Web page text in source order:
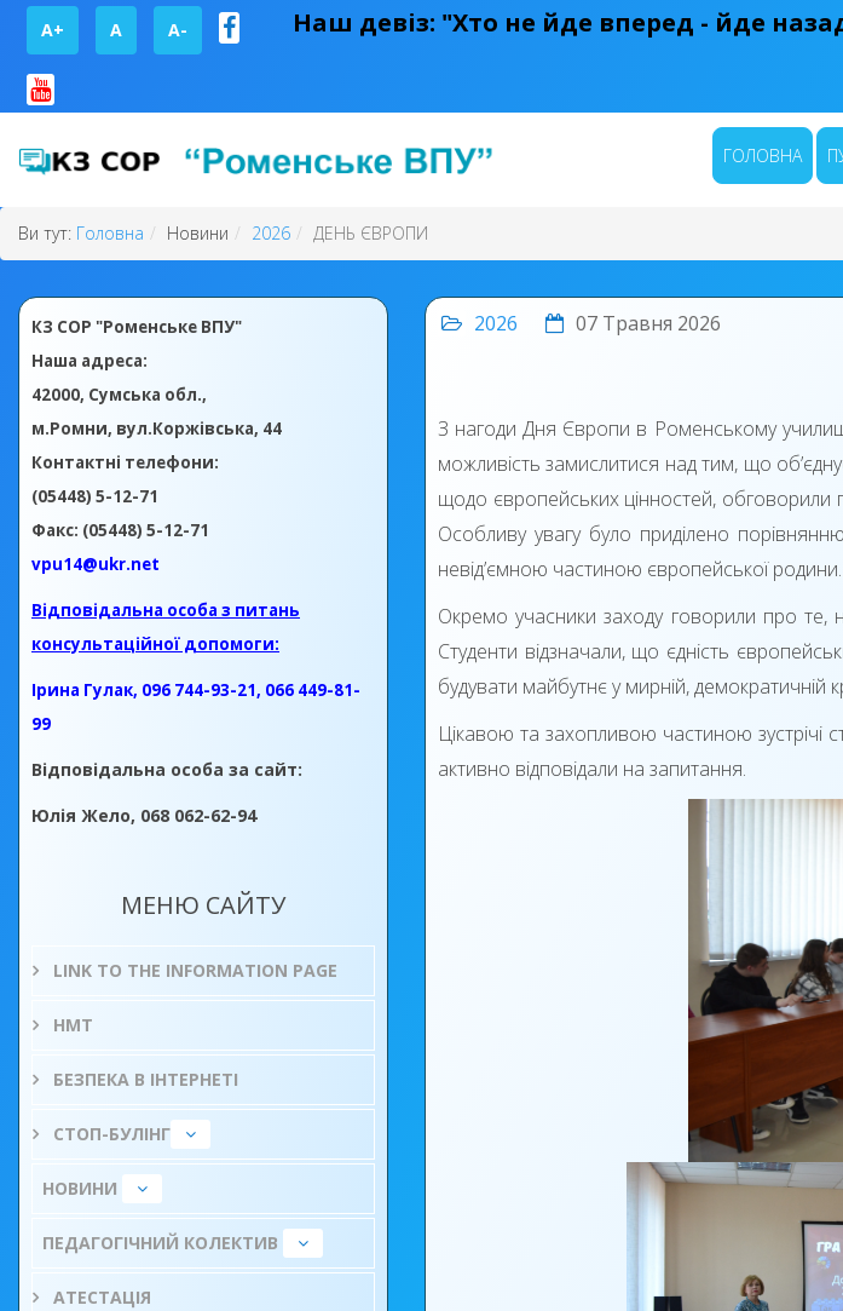
A+ А A- Наш девіз: "Хто не йде вперед - йде
ГОЛОВНА
Ви тут: Головна Новини 2026 ДЕНЬ ЄВРОПИ
КЗ СОР "Роменське ВПУ"
Наша адреса:
42000, Сумська обл.,
м.Ромни, вул.Коржівська, 44
Контактні телефони:
(05448) 5-12-71
Факс: (05448) 5-12-71
vpu14@ukr.net
Відповідальна особа з питань
консультаційної допомоги:
Ірина Гулак, 096 744-93-21, 066 449-81-
99
Відповідальна особа за сайт:
Юлія Жело, 068 062-62-94
МЕНЮ САЙТУ
LINK TO THE INFORMATION PAGE
НМТ
БЕЗПЕКА В ІНТЕРНЕТІ
СТОП-БУЛІНГ
НОВИНИ
ПЕДАГОГІЧНИЙ КОЛЕКТИВ
АТЕСТАЦІЯ
2026 07 Травня 2026
З нагоди Дня Європи в Роменському
можливість замислитися над тим, що
щодо європейських цінностей, обговорили
Особливу увагу було приділено
невід’ємною частиною європейської родини.
Окремо учасники заходу говорили про те,
Студенти відзначали, що єдність
будувати майбутнє у мирній, демократичній
Цікавою та захопливою частиною зустрічі
активно відповідали на запитання.